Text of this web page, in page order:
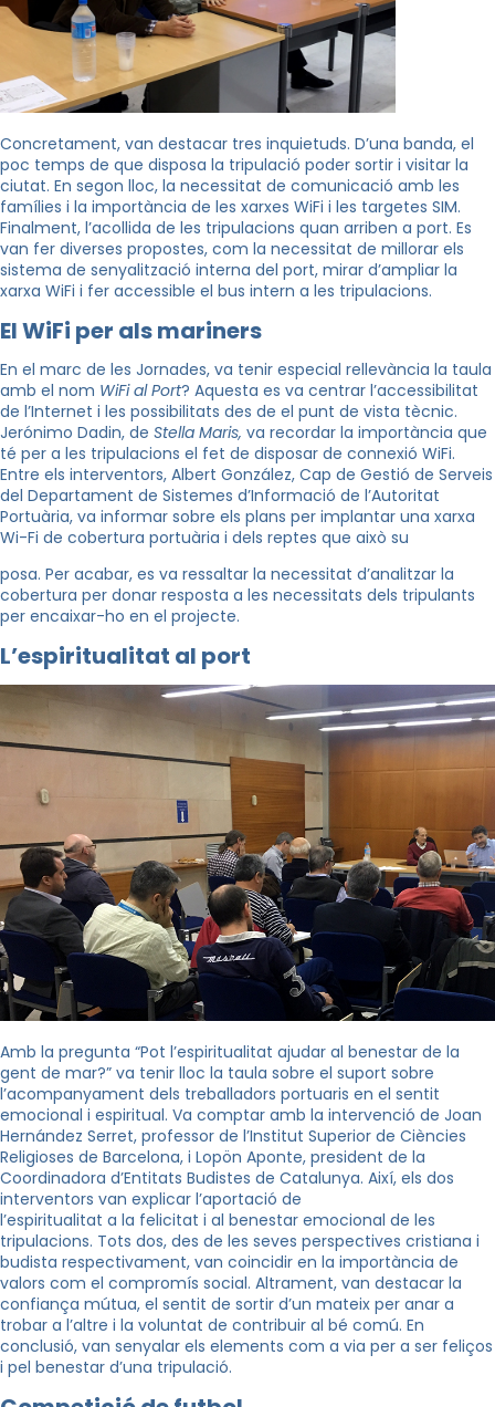
Concretament, van destacar tres inquietuds. D’una banda, el
poc temps de que disposa la tripulació poder sortir i visitar la
ciutat. En segon lloc, la necessitat de comunicació amb les
famílies i la importància de les xarxes WiFi i les targetes SIM.
Finalment, l’acollida de les tripulacions quan arriben a port. Es
van fer diverses propostes, com la necessitat de millorar els
sistema de senyalització interna del port, mirar d’ampliar la
xarxa WiFi i fer accessible el bus intern a les tripulacions.
El WiFi per als mariners
En el marc de les Jornades, va tenir especial rellevància la taula
amb el nom WiFi al Port? Aquesta es va centrar l’accessibilitat
de l’Internet i les possibilitats des de el punt de vista tècnic.
Jerónimo Dadin, de Stella Maris, va recordar la importància que
té per a les tripulacions el fet de disposar de connexió WiFi.
Entre els interventors, Albert González, Cap de Gestió de Serveis
del Departament de Sistemes d’Informació de l’Autoritat
Portuària, va informar sobre els plans per implantar una xarxa
Wi-Fi de cobertura portuària i dels reptes que això su
posa. Per acabar, es va ressaltar la necessitat d’analitzar la
cobertura per donar resposta a les necessitats dels tripulants
per encaixar-ho en el projecte.
L’espiritualitat al port
Amb la pregunta “Pot l’espiritualitat ajudar al benestar de la
gent de mar?” va tenir lloc la taula sobre el suport sobre
l’acompanyament dels treballadors portuaris en el sentit
emocional i espiritual. Va comptar amb la intervenció de Joan
Hernández Serret, professor de l’Institut Superior de Ciències
Religioses de Barcelona, i Lopön Aponte, president de la
Coordinadora d’Entitats Budistes de Catalunya. Així, els dos
interventors van explicar l’aportació de
l’espiritualitat a la felicitat i al benestar emocional de les
tripulacions. Tots dos, des de les seves perspectives cristiana i
budista respectivament, van coincidir en la importància de
valors com el compromís social. Altrament, van destacar la
confiança mútua, el sentit de sortir d’un mateix per anar a
trobar a l’altre i la voluntat de contribuir al bé comú. En
conclusió, van senyalar els elements com a via per a ser feliços
i pel benestar d’una tripulació.